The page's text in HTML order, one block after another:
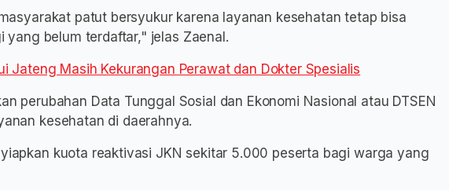
patut bersyukur karena layanan kesehatan tetap bisa
yang belum terdaftar," jelas Zaenal.
Jateng Masih Kekurangan Perawat dan Dokter Spesialis
perubahan Data Tunggal Sosial dan Ekonomi Nasional atau DTSEN
kesehatan di daerahnya.
kuota reaktivasi JKN sekitar 5.000 peserta bagi warga yang